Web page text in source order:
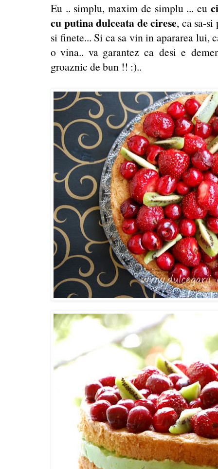
Eu .. simplu, maxim de simplu ... cu
cu putina dulceata de cirese, ca sa-
si finete... Si ca sa vin in apararea lui,
o vina.. va garantez ca desi e
groaznic de bun !! :)..